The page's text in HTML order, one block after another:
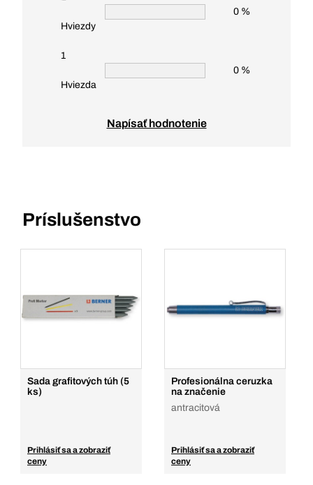
Hviezdy
0 %
1
Hviezda
0 %
Napísať hodnotenie
Príslušenstvo
Sada grafitových túh (5
ks)
Prihlásiť sa a zobraziť
ceny
Profesionálna ceruzka
na značenie
antracitová
Prihlásiť sa a zobraziť
ceny